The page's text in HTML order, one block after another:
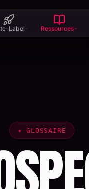
Label Ressources
✦GLOSSAIRE